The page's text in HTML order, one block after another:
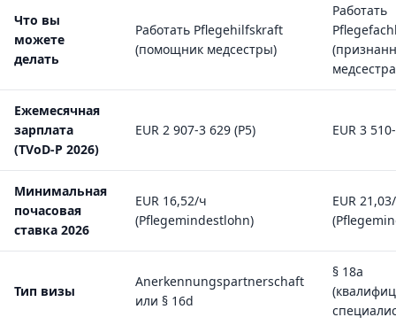
Что вы
можете
делать
Работать Pflegehilfskraft
(помощник медсестры)
Работать
Ежемесячная
зарплата
(TVoD-P 2026)
EUR 2 907-3 629 (P5) EUR 3
Минимальная
почасовая
ставка 2026
EUR 16,52/ч
(Pflegemindestlohn)
EUR
Тип визы
Anerkennungspartnerschaft
или § 16d
§ 18a